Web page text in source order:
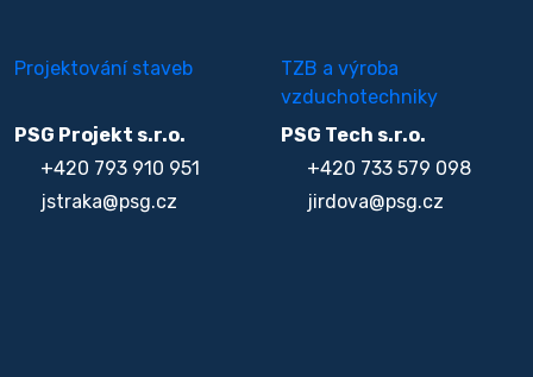
Projektování staveb
PSG Projekt s.r.o.
+420 793 910 951
jstraka@psg.cz
TZB a výroba
vzduchotechniky
PSG Tech s.r.o.
+420 733 579 098
jirdova@psg.cz